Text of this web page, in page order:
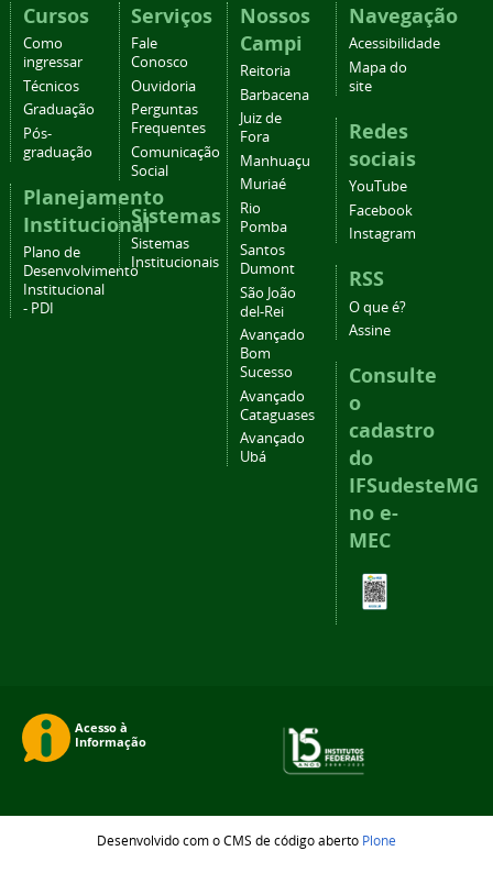
Cursos
Como
ingressar
Técnicos
Graduação
Pós-
graduação
Planejamento
Institucional
Plano de
Desenvolvimento
Institucional
- PDI
Serviços
Fale
Conosco
Ouvidoria
Perguntas
Frequentes
Comunicação
Social
Sistemas
Sistemas
Institucionais
Nossos
Campi
Reitoria
Barbacena
Juiz de
Fora
Manhuaçu
Muriaé
Rio
Pomba
Santos
Dumont
São João
del-Rei
Avançado
Bom
Sucesso
Avançado
Cataguases
Avançado
Ubá
Navegação
Acessibilidade
Mapa do
site
Redes
sociais
YouTube
Facebook
Instagram
RSS
O que é?
Assine
Consulte
o
cadastro
do
IFSudesteMG
no e-
MEC
Desenvolvido com o CMS de código aberto Plone